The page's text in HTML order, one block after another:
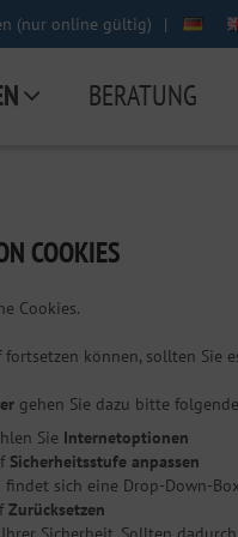
(nur online gültig) |
BERATUNG
COOKIES
Cookies.
können, sollten Sie
gehen Sie dazu bitte
Sie Internetoptionen
Sicherheitsstufe anpassen
findet sich eine Drop-Down-
Zurücksetzen